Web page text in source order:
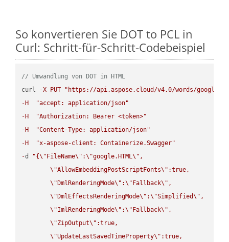
So konvertieren Sie DOT to PCL in
Curl: Schritt-für-Schritt-Codebeispiel
// Umwandlung von DOT in HTML
curl
-X PUT
"https://api.aspose.cloud/v4.0/words/
- H
"accept: application/json"
- H
"Authorization: Bearer <token>"
- H
"Content-Type: application/json"
- H
"x-aspose-client: Containerize.Swagger"
-d "{\" FileName\" :\"google.HTML\" ,
\"AllowEmbeddingPostScriptFonts\" :true,
\" DmlRenderingMode\" :\" Fallback\" ,
\" DmlEffectsRenderingMode\" :\"Simplified\" ,
\"ImlRenderingMode\" :\" Fallback\" ,
\"ZipOutput\" :true,
\"UpdateLastSavedTimeProperty\" :true,